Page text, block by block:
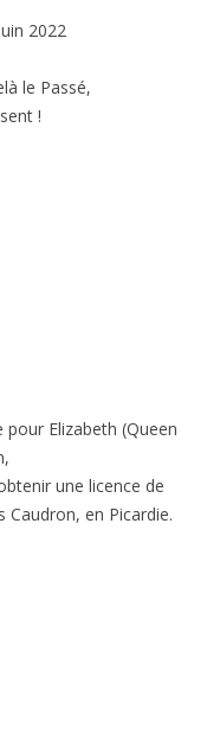
2022
le Passé,
!
Elizabeth (Queen
une licence de
Caudron, en Picardie.